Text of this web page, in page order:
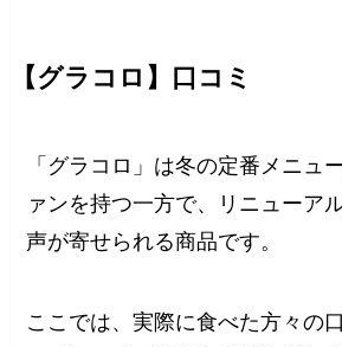
【グラコロ】口コミ
「グラコロ」は冬の定番メニュ
ァンを持つ一方で、リニューア
声が寄せられる商品です。
ここでは、実際に食べた方々の